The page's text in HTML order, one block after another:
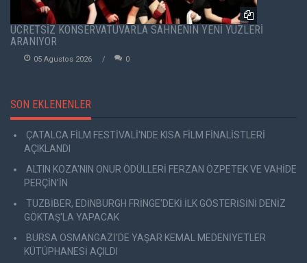
ÜCRETSİZ KONSERVATUVARLA SAHNENİN YENİ YÜZLERİ
ARANIYOR
05 Agustos 2026 0
SON EKLENENLER
ÇATALCA FİLM FESTİVALİ'NDE KISA FİLM FİNALİSTLERİ
AÇIKLANDI
ALTIN KOZA'NIN ONUR ÖDÜLLERİ FERZAN ÖZPETEK VE VAHİDE
PERÇİN'İN
TUZBİBER, EDİNBURGH FRİNGE'DEKİ İLK GÖSTERİSİNİ DENİZ
GÖKTAŞ'LA YAPACAK
BURSA OSMANGAZİ'DE YAŞAR KEMAL MEDENİYETLER
KÜTÜPHANESİ AÇILDI